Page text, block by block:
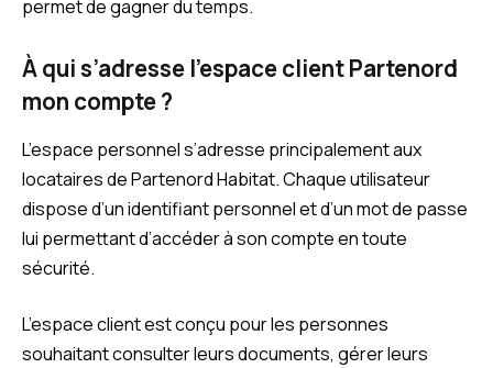
permet de gagner du temps.
À qui s’adresse l’espace client Partenord
mon compte ?
L’espace personnel s’adresse principalement aux
locataires de Partenord Habitat. Chaque utilisateur
dispose d’un identifiant personnel et d’un mot de passe
lui permettant d’accéder à son compte en toute
sécurité.
L’espace client est conçu pour les personnes
souhaitant consulter leurs documents, gérer leurs